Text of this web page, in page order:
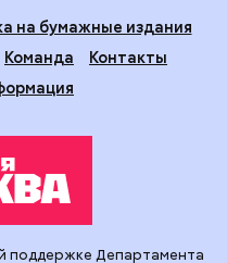
на бумажные издания
Команда
Контакты
поддержке Департамента